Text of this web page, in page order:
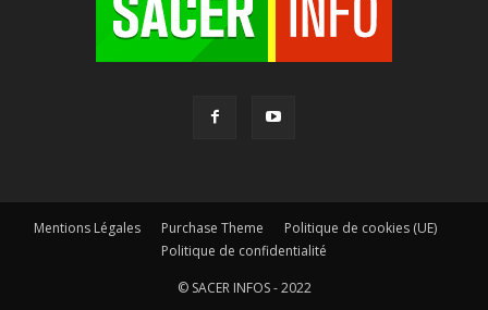
Mentions Légales Purchase Theme
Politique de cookies (UE)
Politique de confidentialité
© SACER INFOS - 2022